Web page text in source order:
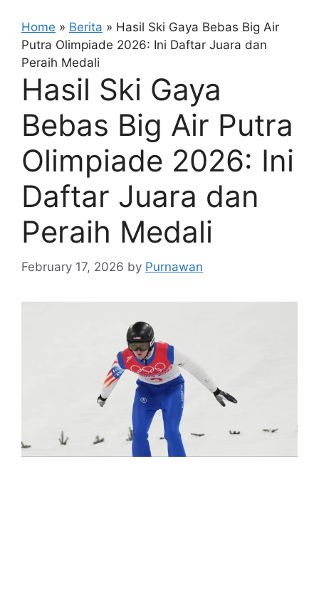
Home » Berita » Hasil Ski Gaya Bebas Big Air
Putra Olimpiade 2026: Ini Daftar Juara dan
Peraih Medali
Hasil Ski Gaya
Bebas Big Air Putra
Olimpiade 2026: Ini
Daftar Juara dan
Peraih Medali
February 17, 2026 by Purnawan